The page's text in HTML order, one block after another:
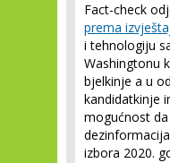
Fact-check
prema
i tehnologiju
Washingtonu
bjelkinje a u
kandidatkinje
mogućnost
izbora 2020.